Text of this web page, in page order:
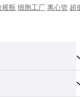
摇瓶 细胞工厂 离心管 超